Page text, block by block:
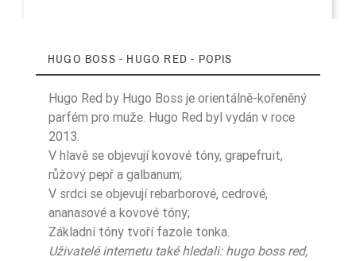
HUGO BOSS - HUGO RED - POPIS
Hugo Red by Hugo Boss je orientálně-kořeněný
parfém pro muže. Hugo Red byl vydán v roce
2013.
V hlavě se objevují kovové tóny, grapefruit,
růžový pepř a galbanum;
V srdci se objevují rebarborové, cedrové,
ananasové a kovové tóny;
Základní tóny tvoří fazole tonka.
Uživatelé internetu také hledali: hugo boss red,